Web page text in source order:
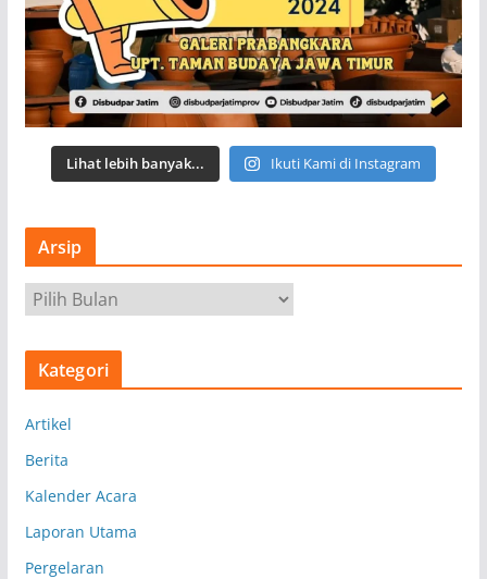
Lihat lebih banyak... Ikuti Kami di Instagram
Arsip
r
s
Kategori
Artikel
Berita
Kalender Acara
Laporan Utama
Pergelaran